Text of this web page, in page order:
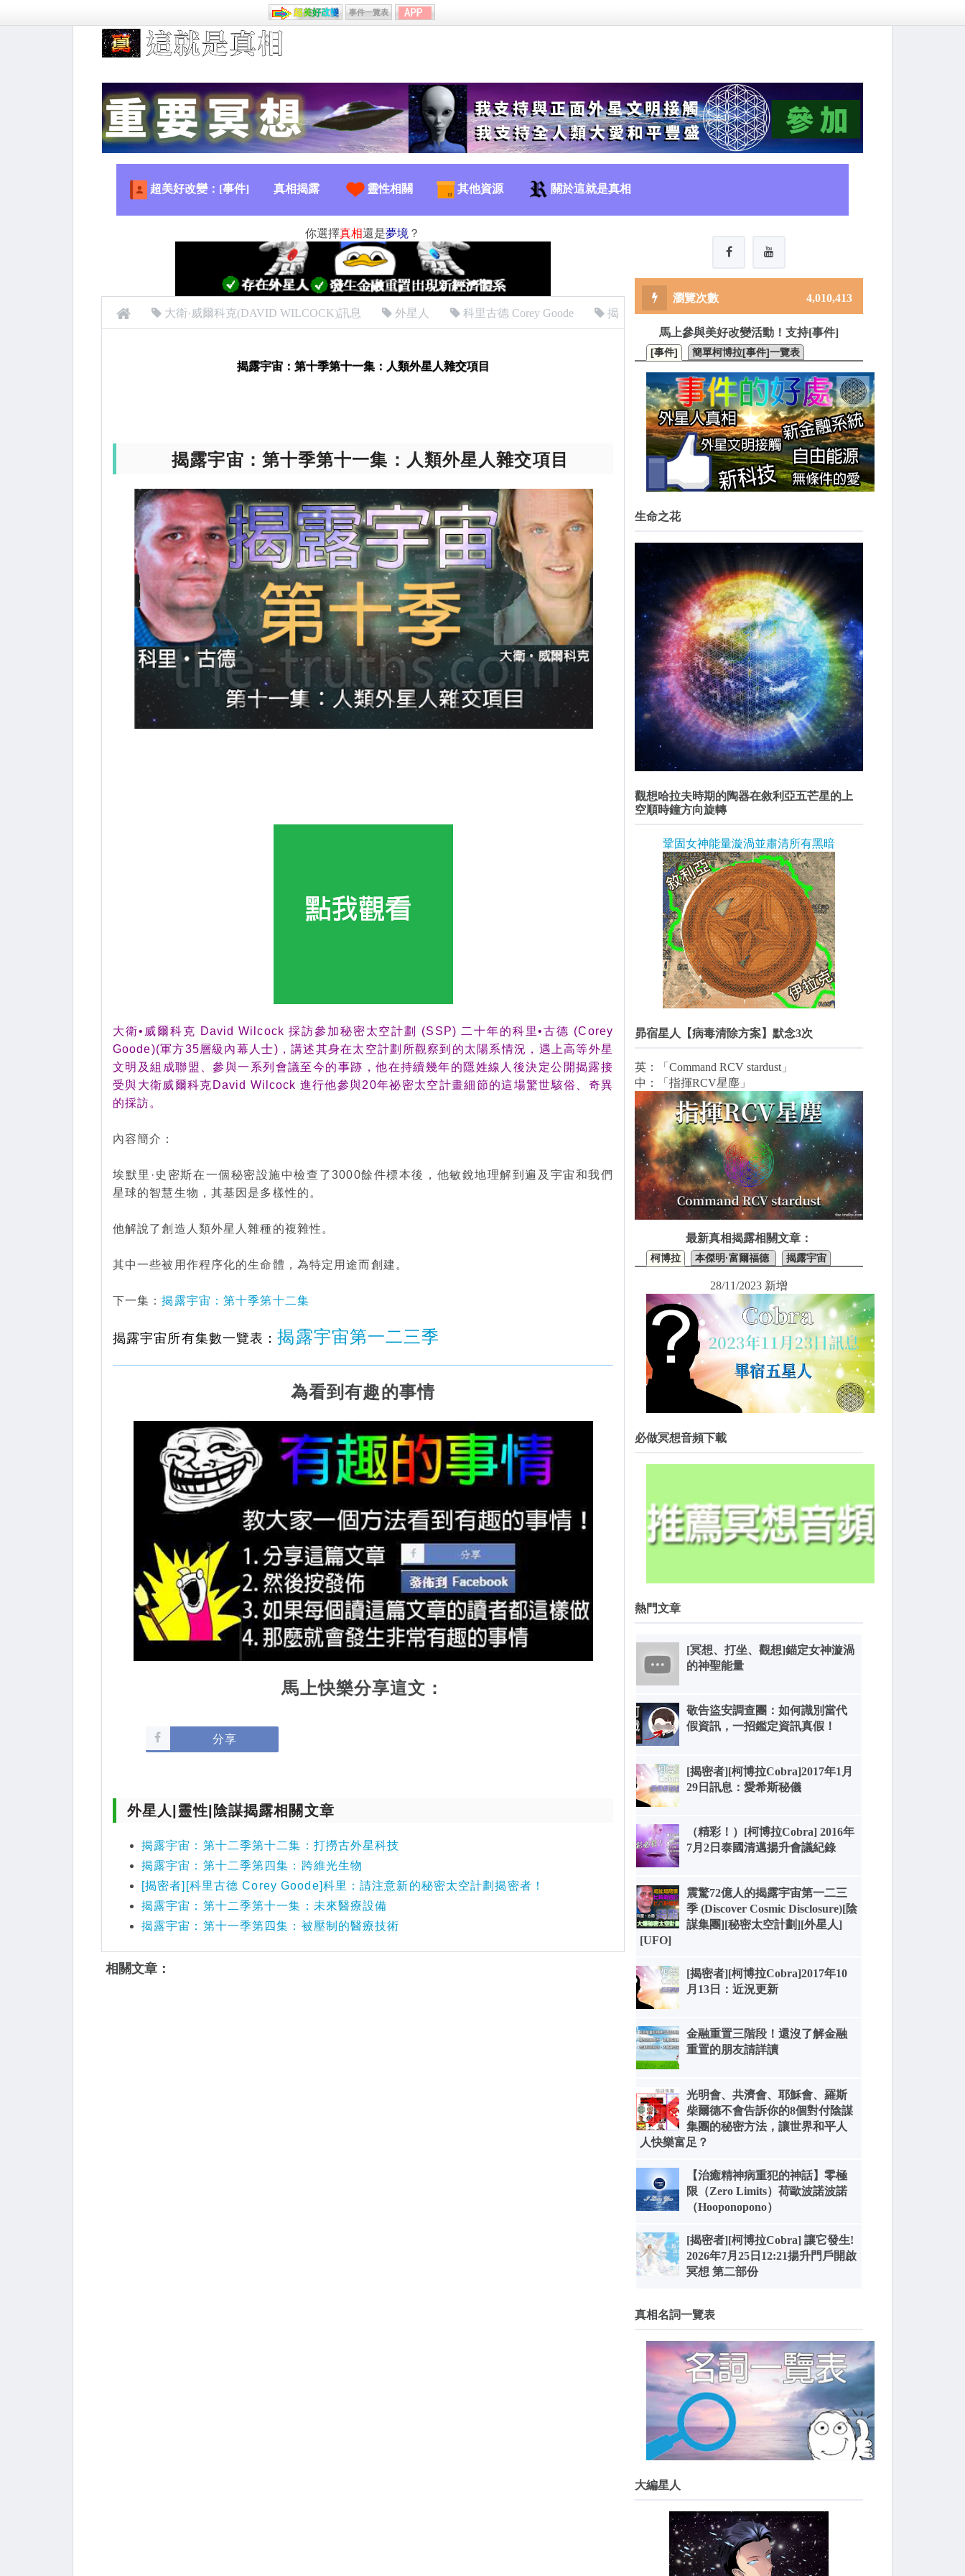
事件一覽表
超美好改變：[事件] 真相揭露 靈性相關 其他資源 關於這就是真相
你選擇真相還是夢境 ？
大衛·威爾科克(DAVID WILCOCK)訊息 外星人 科里古德 Corey Goode 揭
揭露宇宙：第十季第十一集：人類外星人雜交項目
揭露宇宙：第十季第十一集：人類外星人雜交項目
大衛•威爾科克 David Wilcock 採訪參加秘密太空計劃 (SSP) 二十年的科里•古德 (Corey
Goode)(軍方35層級內幕人士)，講述其身在太空計劃所觀察到的太陽系情況，遇上高等外星
文明及組成聯盟、參與一系列會議至今的事跡，他在持續幾年的隱姓線人後決定公開揭露接
受與大衛威爾科克David Wilcock 進行他參與20年祕密太空計畫細節的這場驚世駭俗、奇異
的採訪。
內容簡介：
埃默里·史密斯在一個秘密設施中檢查了3000餘件標本後，他敏銳地理解到遍及宇宙和我們
星球的智慧生物，其基因是多樣性的。
他解說了創造人類外星人雜種的複雜性。
其中一些被用作程序化的生命體，為特定用途而創建。
下一集：揭露宇宙：第十季第十二集
揭露宇宙所有集數一覽表：揭露宇宙第一二三季
為看到有趣的事情
馬上快樂分享這文：
分享
外星人|靈性|陰謀揭露相關文章
揭露宇宙：第十二季第十二集：打撈古外星科技
揭露宇宙：第十二季第四集：跨維光生物
[揭密者][科里古德 Corey Goode]科里：請注意新的秘密太空計劃揭密者！
揭露宇宙：第十二季第十一集：未來醫療設備
揭露宇宙：第十一季第四集：被壓制的醫療技術
相關文章：
4,010,413
馬上參與美好改變活動！支持[事件]
[事件] 簡單柯博拉[事件]一覽表
生命之花
觀想哈拉夫時期的陶器在敘利亞五芒星的上
空順時鐘方向旋轉
鞏固女神能量漩渦並肅清所有黑暗
昴宿星人【病毒清除方案】默念3次
英：「Command RCV stardust」
中：「指揮RCV星塵」
最新真相揭露相關文章：
柯博拉 本傑明·富爾福德 揭露宇宙
28/11/2023 新增
必做冥想音頻下載
熱門文章
[冥想、打坐、觀想]錨定女神漩渦
的神聖能量
敬告盜安調查團：如何識別當代
假資訊，一招鑑定資訊真假！
[揭密者][柯博拉Cobra]2017年1月
29日訊息：愛希斯秘儀
（精彩！）[柯博拉Cobra] 2016年
7月2日泰國清邁揚升會議紀錄
震驚72億人的揭露宇宙第一二三
季 (Discover Cosmic Disclosure)[陰
謀集團][秘密太空計劃][外星人]
[UFO]
[揭密者][柯博拉Cobra]2017年10
月13日：近況更新
金融重置三階段！還沒了解金融
重置的朋友請詳讀
光明會、共濟會、耶穌會、羅斯
柴爾德不會告訴你的8個對付陰謀
集團的秘密方法，讓世界和平人
人快樂富足？
【治癒精神病重犯的神話】零極
限（Zero Limits）荷歐波諾波諾
（Hooponopono）
[揭密者][柯博拉Cobra] 讓它發生!
2026年7月25日12:21揚升門戶開啟
冥想 第二部份
真相名詞一覽表
大編星人